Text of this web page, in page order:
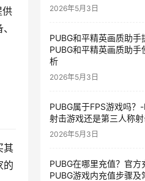
供
其
的
2026年5月3日
PUBG和平精英画质助
PUBG和平精英画质助
析
2026年5月3日
PUBG属于FPS游戏吗？
射击游戏还是第三人称射
2026年5月3日
PUBG在哪里充值？官
PUBG游戏内充值步骤及